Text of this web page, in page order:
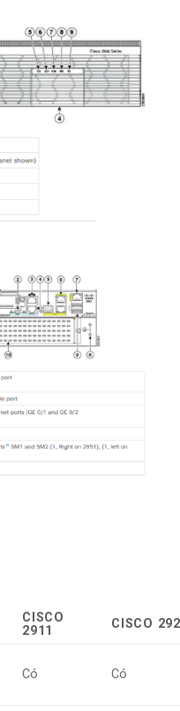
CISCO
2911
CISCO
Có Có